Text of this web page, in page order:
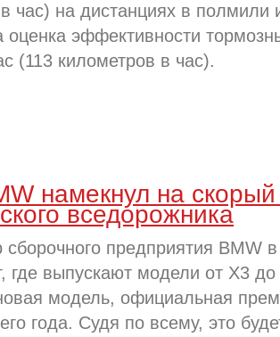
в час) на дистанциях в
оценка эффективности
(113 километров в час).
намекнул на
вседорожника
сборочного предприятия BMW
где выпускают модели от Х3 до
модель, официальная
года. Судя по всему, это